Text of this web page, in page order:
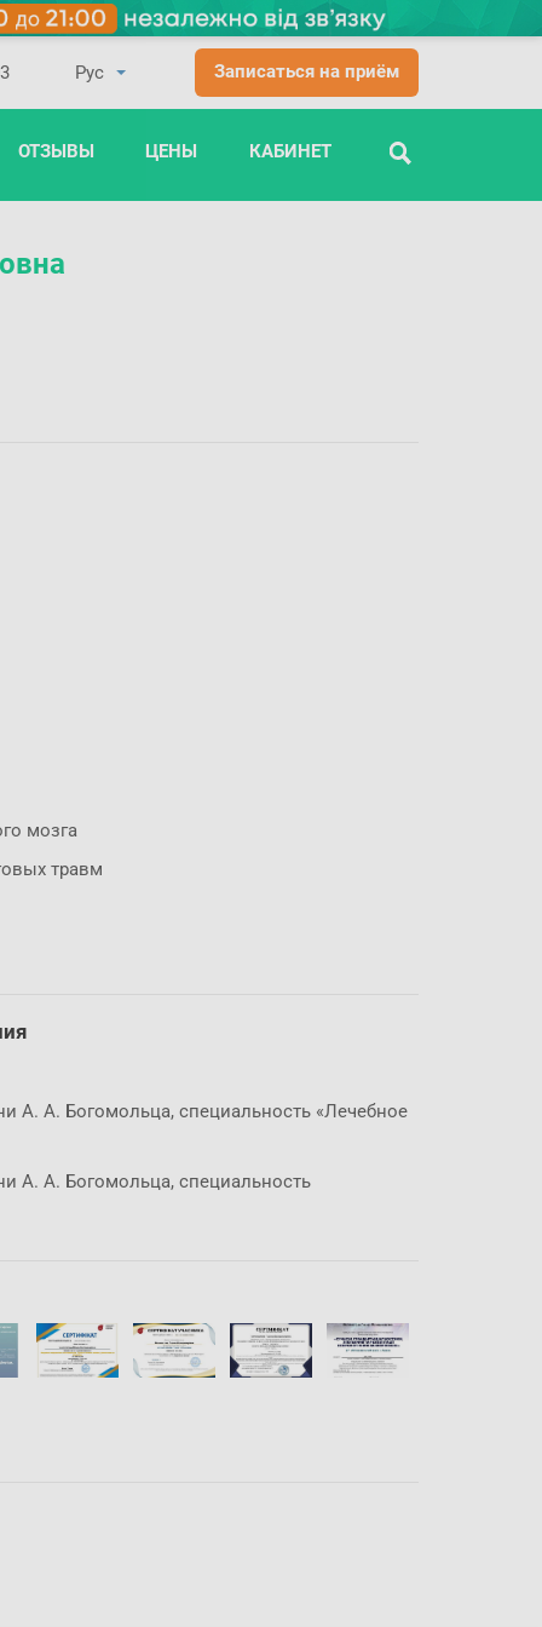
ПОИСК
Записаться на приём
ОТЗЫВЫ ЦЕНЫ КАБИНЕТ
мозга
травм
А. А. Богомольца, специальность «Лечебное
А. А. Богомольца, специальность